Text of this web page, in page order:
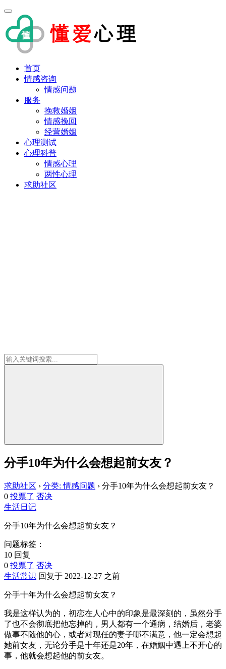
首页
情感咨询
情感问题
服务
挽救婚姻
情感挽回
经营婚姻
心理测试
心理科普
情感心理
两性心理
求助社区
分手10年为什么会想起前女友？
求助社区 › 分类: 情感问题 › 分手10年为什么会想起前女友？
0 投票了 否决
生活日记
分手10年为什么会想起前女友？
问题标签：
10 回复
0 投票了 否决
生活常识 回复于 2022-12-27 之前
分手十年为什么会想起前女友？
我是这样认为的，初恋在人心中的印象是最深刻的，虽然分手
了也不会彻底把他忘掉的，男人都有一个通病，结婚后，老婆
做事不随他的心，或者对现任的妻子哪不满意，他一定会想起
她前女友，无论分手是十年还是20年，在婚姻中遇上不开心的
事，他就会想起他的前女友。